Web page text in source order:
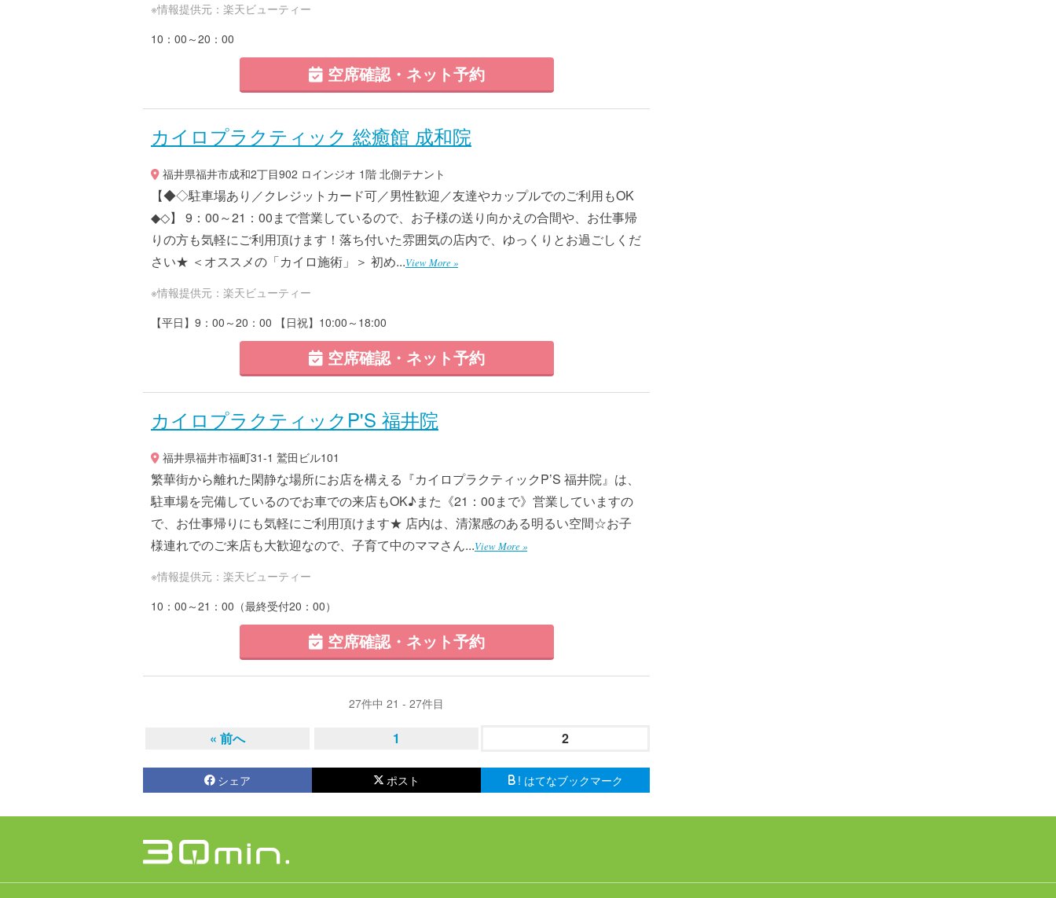
※情報提供元：楽天ビューティー
10：00～20：00
空席確認・ネット予約
カイロプラクティック 総癒館 成和院
福井県福井市成和2丁目902 ロインジオ 1階 北側テナント
【◆◇駐車場あり／クレジットカード可／男性歓迎／友達やカップルでのご利用もOK
◆◇】 9：00～21：00まで営業しているので、お子様の送り向かえの合間や、お仕事帰
りの方も気軽にご利用頂けます！落ち付いた雰囲気の店内で、ゆっくりとお過ごしくだ
さい★ ＜オススメの「カイロ施術」＞ 初め...View More »
※情報提供元：楽天ビューティー
【平日】9：00～20：00 【日祝】10:00～18:00
空席確認・ネット予約
カイロプラクティックP'S 福井院
福井県福井市福町31-1 鷲田ビル101
繁華街から離れた閑静な場所にお店を構える『カイロプラクティックP’S 福井院』は、
駐車場を完備しているのでお車での来店もOK♪また《21：00まで》営業していますの
で、お仕事帰りにも気軽にご利用頂けます★ 店内は、清潔感のある明るい空間☆お子
様連れでのご来店も大歓迎なので、子育て中のママさん...View More »
※情報提供元：楽天ビューティー
10：00～21：00（最終受付20：00）
空席確認・ネット予約
27件中 21 - 27件目
« 前へ 1 2
シェア ポスト ! はてなブックマーク